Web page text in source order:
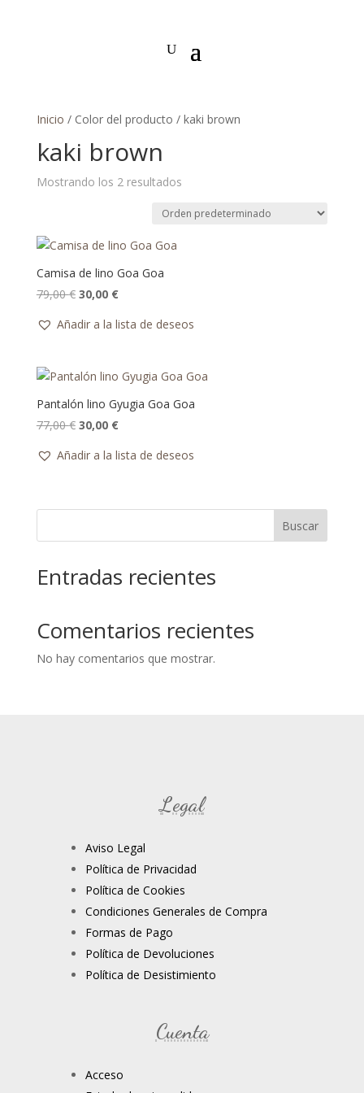
Inicio / Color del producto / kaki brown
kaki brown
Mostrando los 2 resultados
Camisa de lino Goa Goa
79,00€ El
original
79,00 €.
30,00 €El
actual
Añadir a la lista de deseos
Pantalón lino Gyugia Goa Goa
77,00€ El
original
30,00 €El
actual
Añadir a la lista de deseos
Buscar
Entradas recientes
Comentarios recientes
No hay comentarios que mostrar.
Legal
Aviso Legal
Política de Privacidad
Política de Cookies
Condiciones Generales de Compra
Formas de Pago
Política de Devoluciones
Política de Desistimiento
Cuenta
Acceso